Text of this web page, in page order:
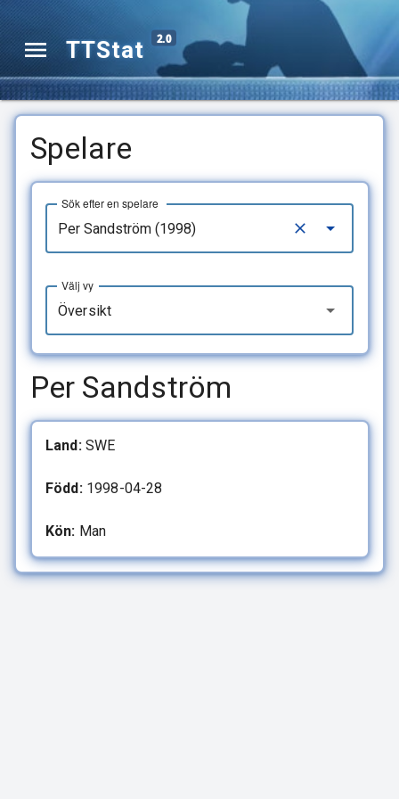
TTStat 2.0
Spelare
Sök efter en spelare
Översikt
Välj vy
Per Sandström
Land:SWE
Född:1998-04-28
Kön: Man